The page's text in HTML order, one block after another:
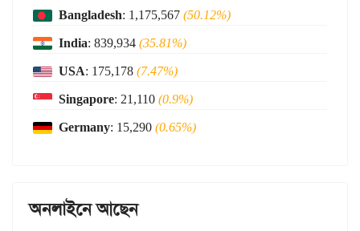
Bangladesh: 1,175,567(50.12%)
India: 839,934(35.81%)
USA: 175,178(7.47%)
Singapore: 21,110(0.9%)
Germany: 15,290(0.65%)
অনলাইনে আছেন